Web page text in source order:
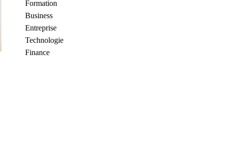
Formation
Business
Entreprise
Technologie
Finance